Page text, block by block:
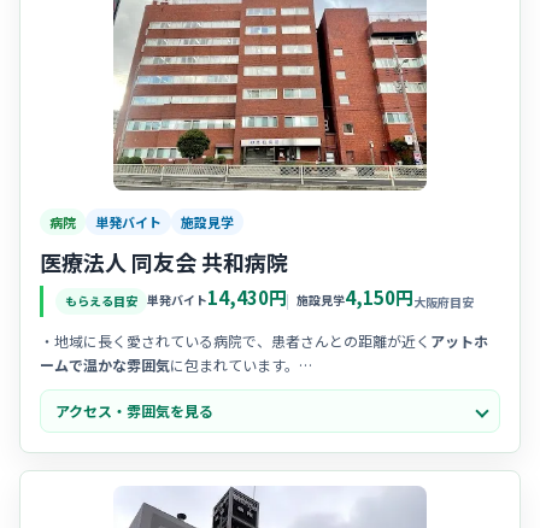
病院 単発バイト 施設見学
医療法人 同友会 共和病院
もらえる目安 単発バイト14,430円 施設見学4,150円大阪府目安
・地域に長く愛されている病院で、患者さんとの距離が近く アットホ
ームで温かな雰囲気に包まれています。
・スタッフ同士のコミュニケーションが活発で、困ったときにはすぐ
に相談し合える、風通しの良い人間関係が自慢の職場です。
・「お互い様」の精神が根付いており、チームワークを大切にする文
アクセス・雰囲気を見る